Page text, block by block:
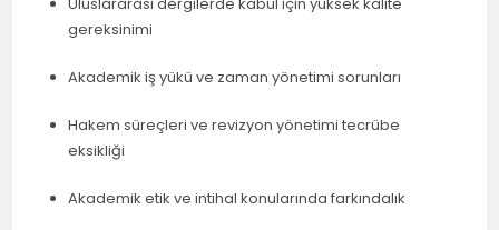
gereksinimi
Akademik iş yükü ve zaman yönetimi sorunları
Hakem süreçleri ve revizyon yönetimi tecrübe
eksikliği
Akademik etik ve intihal konularında farkındalık